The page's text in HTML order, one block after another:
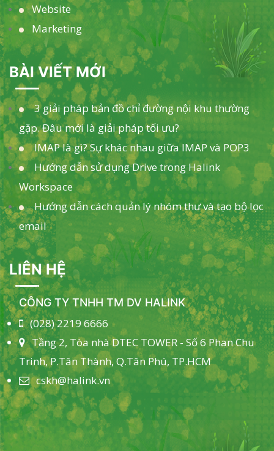
Website
Marketing
BÀI VIẾT MỚI
3 giải pháp bản đồ chỉ đường nội khu thường
gặp. Đâu mới là giải pháp tối ưu?
IMAP là gì? Sự khác nhau giữa IMAP và POP3
Hướng dẫn sử dụng Drive trong Halink
Workspace
Hướng dẫn cách quản lý nhóm thư và tạo bộ lọc
email
LIÊN HỆ
CÔNG TY TNHH TM DV HALINK
(028) 2219 6666
Tầng 2, Tòa nhà DTEC TOWER - Số 6 Phan Chu
Trinh, P.Tân Thành, Q.Tân Phú, TP.HCM
cskh@halink.vn